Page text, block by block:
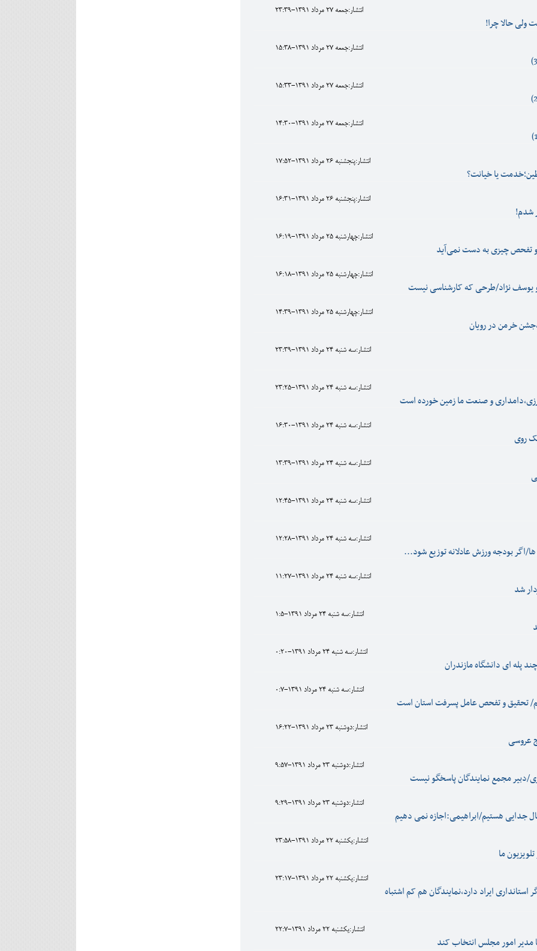
انتشار:جمعه 27 مرداد 1391-23:39
ولی حالا چرا!
انتشار:جمعه 27 مرداد 1391-15:38
انتشار:جمعه 27 مرداد 1391-15:33
انتشار:جمعه 27 مرداد 1391-14:30
انتشار:پنجشنبه 26 مرداد 1391-17:52
يا خيانت؟
انتشار:پنجشنبه 26 مرداد 1391-16:31
انتشار:چهارشنبه 25 مرداد 1391-16:19
تفحص چیزی به دست نمی‌آید
انتشار:چهارشنبه 25 مرداد 1391-16:18
یوسف نژاد/طرحی که کارشناسی نیست
انتشار:چهارشنبه 25 مرداد 1391-14:39
خرمن در رویان
انتشار:سه شنبه 24 مرداد 1391-23:39
انتشار:سه شنبه 24 مرداد 1391-23:25
و صنعت ما زمین خورده است
انتشار:سه شنبه 24 مرداد 1391-16:30
روی
انتشار:سه شنبه 24 مرداد 1391-13:39
انتشار:سه شنبه 24 مرداد 1391-12:45
انتشار:سه شنبه 24 مرداد 1391-12:28
اگر بودجه ورزش عادلانه توزيع شود...
انتشار:سه شنبه 24 مرداد 1391-11:27
شد
انتشار:سه شنبه 24 مرداد 1391-1:5
انتشار:سه شنبه 24 مرداد 1391-0:20
انتشار:سه شنبه 24 مرداد 1391-0:7
تحقیق و تفحص عامل پسرفت استان است
انتشار:دوشنبه 23 مرداد 1391-16:22
عروسی
انتشار:دوشنبه 23 مرداد 1391-9:57
دبیر مجمع نمایندگان پاسخگو نیست
انتشار:دوشنبه 23 مرداد 1391-9:29
جدایی هستیم/ابراهیمی:اجازه نمی دهیم
انتشار:يکشنبه 22 مرداد 1391-23:58
ما
انتشار:يکشنبه 22 مرداد 1391-23:17
ایراد دارد،نمایندگان هم کم اشتباه
انتشار:يکشنبه 22 مرداد 1391-22:7
مدیر امور مجلس انتخاب کند